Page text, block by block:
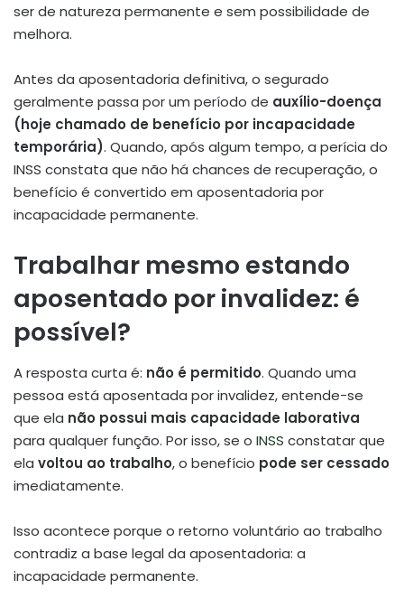
ser de natureza permanente e sem possibilidade de
melhora.
Antes da aposentadoria definitiva, o segurado
geralmente passa por um período de auxílio-doença
(hoje chamado de benefício por incapacidade
temporária). Quando, após algum tempo, a perícia do
INSS constata que não há chances de recuperação, o
benefício é convertido em aposentadoria por
incapacidade permanente.
Trabalhar mesmo estando
aposentado por invalidez: é
possível?
A resposta curta é: não é permitido. Quando uma
pessoa está aposentada por invalidez, entende-se
que ela não possui mais capacidade laborativa
para qualquer função. Por isso, se o INSS constatar que
ela voltou ao trabalho, o benefício pode ser cessado
imediatamente.
Isso acontece porque o retorno voluntário ao trabalho
contradiz a base legal da aposentadoria: a
incapacidade permanente.